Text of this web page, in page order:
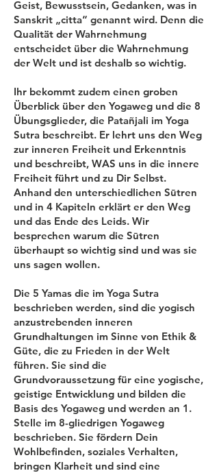
Geist, Bewusstsein, Gedanken, was in
Sanskrit „citta“ genannt wird. Denn die
Qualität der Wahrnehmung
entscheidet über die Wahrnehmung
der Welt und ist deshalb so wichtig.
Ihr bekommt zudem einen groben
Überblick über den Yogaweg und die 8
Übungsglieder, die Patañjali im Yoga
Sutra beschreibt. Er lehrt uns den Weg
zur inneren Freiheit und Erkenntnis
und beschreibt, WAS uns in die innere
Freiheit führt und zu Dir Selbst.
Anhand den unterschiedlichen Sūtren
und in 4 Kapiteln erklärt er den Weg
und das Ende des Leids. Wir
besprechen warum die Sūtren
überhaupt so wichtig sind und was sie
uns sagen wollen.
Die 5 Yamas die im Yoga Sutra
beschrieben werden, sind die yogisch
anzustrebenden inneren
Grundhaltungen im Sinne von Ethik &
Güte, die zu Frieden in der Welt
führen. Sie sind die
Grundvoraussetzung für eine yogische,
geistige Entwicklung und bilden die
Basis des Yogaweg und werden an 1.
Stelle im 8-gliedrigen Yogaweg
beschrieben. Sie fördern Dein
Wohlbefinden, soziales Verhalten,
bringen Klarheit und sind eine